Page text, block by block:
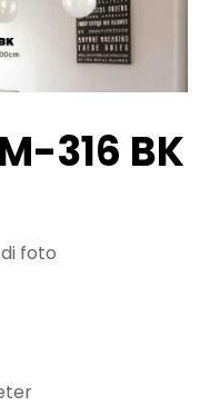
316 BK
foto